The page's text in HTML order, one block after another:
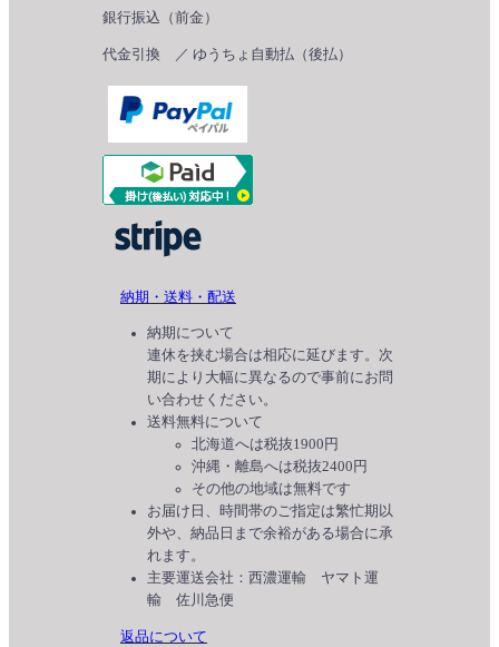
銀行振込（前金）
代金引換 ／ ゆうちょ自動払（後払）
納期・送料・配送
納期について
連休を挟む場合は相応に延びます。次
期により大幅に異なるので事前にお問
い合わせください。
送料無料について
北海道へは税抜1900円
沖縄・離島へは税抜2400円
その他の地域は無料です
お届け日、時間帯のご指定は繁忙期以
外や、納品日まで余裕がある場合に承
れます。
主要運送会社：西濃運輸 ヤマト運
輸 佐川急便
返品について